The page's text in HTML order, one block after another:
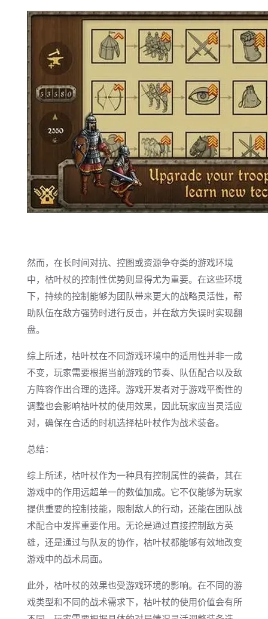
然而，在长时间对抗、控图或资源争夺类的游戏环境
中，枯叶杖的控制性优势则显得尤为重要。在这些环境
下，持续的控制能够为团队带来更大的战略灵活性，帮
助队伍在敌方强势时进行反击，并在敌方失误时实现翻
盘。
综上所述，枯叶杖在不同游戏环境中的适用性并非一成
不变，玩家需要根据当前游戏的节奏、队伍配合以及敌
方阵容作出合理的选择。游戏开发者对于游戏平衡性的
调整也会影响枯叶杖的使用效果，因此玩家应当灵活应
对，确保在合适的时机选择枯叶杖作为战术装备。
总结：
综上所述，枯叶杖作为一种具有控制属性的装备，其在
游戏中的作用远超单一的数值加成。它不仅能够为玩家
提供重要的控制技能，限制敌人的行动，还能在团队战
术配合中发挥重要作用。无论是通过直接控制敌方英
雄，还是通过与队友的协作，枯叶杖都能够有效地改变
游戏中的战术局面。
此外，枯叶杖的效果也受游戏环境的影响。在不同的游
戏类型和不同的战术需求下，枯叶杖的使用价值会有所